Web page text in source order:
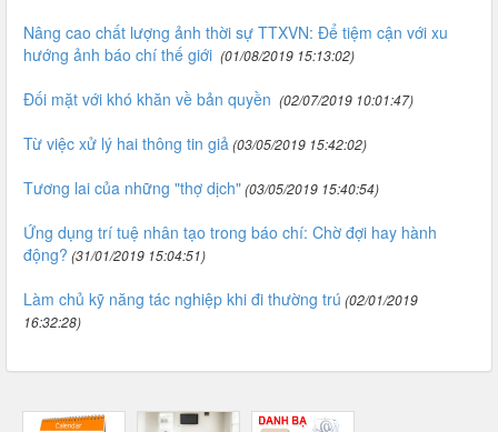
Nâng cao chất lượng ảnh thời sự TTXVN: Để tiệm cận với xu
hướng ảnh báo chí thế giới (01/08/2019 15:13:02)
Đối mặt với khó khăn về bản quyền (02/07/2019 10:01:47)
Từ việc xử lý hai thông tin giả(03/05/2019 15:42:02)
Tương lai của những "thợ dịch"(03/05/2019 15:40:54)
Ứng dụng trí tuệ nhân tạo trong báo chí: Chờ đợi hay hành
động? (31/01/2019 15:04:51)
Làm chủ kỹ năng tác nghiệp khi đi thường trú (02/01/2019
16:32:28)